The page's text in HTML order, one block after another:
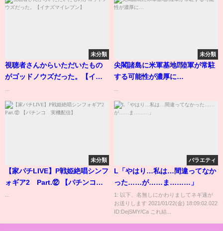
未分類
視聴者さんからいただいたもの
がゴッドノウズだった。【イナ
...
未分類
尖閣諸島に米軍基地⁉陸軍が常駐
する可能性が濃厚に…
...
未分類
【家パチLIVE】P戦姫絶唱シンフ
ォギア2 Part.⑫ 【パチンコ
バラエティ
L「やはり…私は…間違ってなか
った……が……ま………」
1: 以下、名無しにかわりましてネギ速が
お送りします 2021/01/22(金) 18:09:02.022
ID:DejSMY/Ca これ結...